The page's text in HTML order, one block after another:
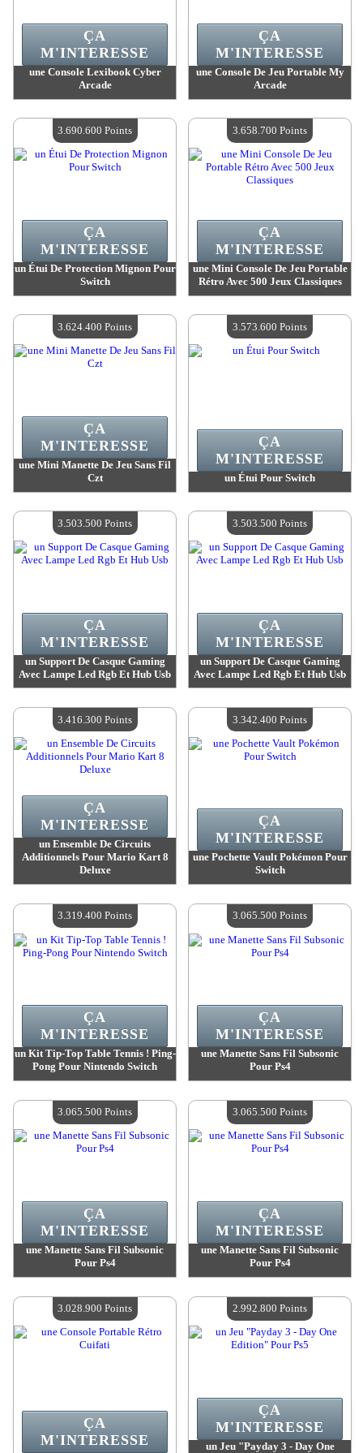
une Console Lexibook Cyber
Arcade
Quantité Disponible :4
ÇA
M'INTERESSE
une Console De Jeu Portable My
Arcade
Quantité Disponible :4
ÇA
M'INTERESSE
un Étui De Protection Mignon Pour
Switch
Quantité Disponible :4
ÇA
M'INTERESSE
3.690.600 Points
une Mini Console De Jeu Portable
Rétro Avec 500 Jeux Classiques
Quantité Disponible :4
ÇA
M'INTERESSE
3.658.700 Points
une Mini Manette De Jeu Sans Fil
Czt
Quantité Disponible :4
ÇA
M'INTERESSE
3.624.400 Points
un Étui Pour Switch
Quantité Disponible :4
ÇA
M'INTERESSE
3.573.600 Points
un Support De Casque Gaming
Avec Lampe Led Rgb Et Hub Usb
Quantité Disponible :4
ÇA
M'INTERESSE
3.503.500 Points
un Support De Casque Gaming
Avec Lampe Led Rgb Et Hub Usb
Quantité Disponible :4
ÇA
M'INTERESSE
3.503.500 Points
un Ensemble De Circuits
Additionnels Pour Mario Kart 8
Deluxe
Quantité Disponible :4
ÇA
M'INTERESSE
3.416.300 Points
une Pochette Vault Pokémon Pour
Switch
Quantité Disponible :4
ÇA
M'INTERESSE
3.342.400 Points
un Kit Tip-Top Table Tennis ! Ping-
Pong Pour Nintendo Switch
Quantité Disponible :4
ÇA
M'INTERESSE
3.319.400 Points
une Manette Sans Fil Subsonic
Pour Ps4
Quantité Disponible :4
ÇA
M'INTERESSE
3.065.500 Points
une Manette Sans Fil Subsonic
Pour Ps4
Quantité Disponible :4
ÇA
M'INTERESSE
3.065.500 Points
une Manette Sans Fil Subsonic
Pour Ps4
Quantité Disponible :4
ÇA
M'INTERESSE
3.065.500 Points
ÇA
M'INTERESSE
3.028.900 Points
un Jeu "Payday 3 - Day One
ÇA
M'INTERESSE
2.992.800 Points